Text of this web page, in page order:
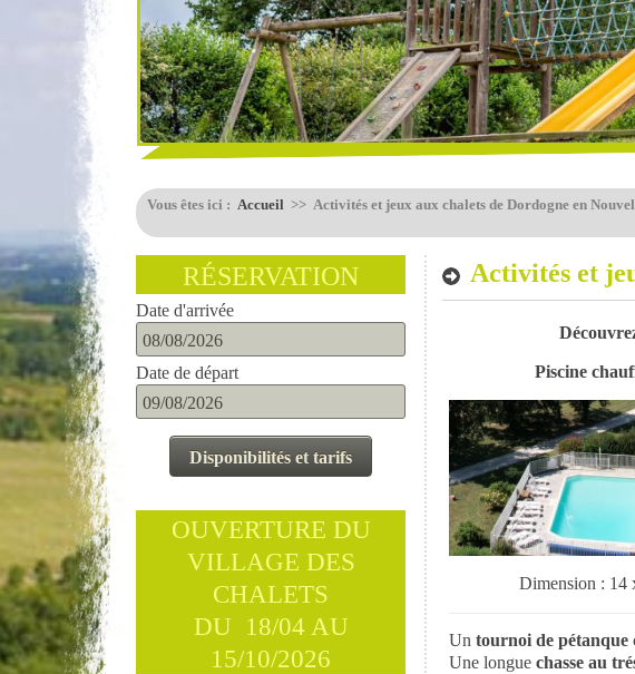
Vous êtes ici : Accueil >> Activités et jeux aux chalets de Dordogne en
RÉSERVATION
Date d'arrivée
Date de départ
OUVERTURE DU
VILLAGE DES
CHALETS
DU 18/04 AU
15/10/2026
Activités et
Piscine
Dimension : 14
Un tournoi de pétanque
Une longue chasse au